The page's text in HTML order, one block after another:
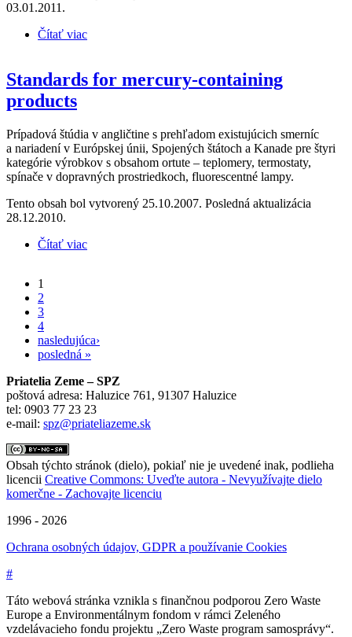
03.01.2011.
Čítať viac
Standards for mercury-containing
products
Prípadová štúdia v angličtine s prehľadom existujúcich smerníc
a nariadení v Európskej únii, Spojených štátoch a Kanade pre štyri
kategórie výrobkov s obsahom ortute – teplomery, termostaty,
spínače v dopravných prostriedkoch, fluorescentné lampy.
Tento obsah bol vytvorený 25.10.2007. Posledná aktualizácia
28.12.2010.
Čítať viac
Stránky
1
2
3
4
nasledujúca›
posledná »
Priatelia Zeme – SPZ
poštová adresa: Haluzice 761, 91307 Haluzice
tel: 0903 77 23 23
e-mail: spz@priateliazeme.sk
Obsah týchto stránok (dielo), pokiaľ nie je uvedené inak, podlieha
licencii Creative Commons: Uveďte autora - Nevyužívajte dielo
komerčne - Zachovajte licenciu
1996 - 2026
Ochrana osobných údajov, GDPR a používanie Cookies
#
Táto webová stránka vznikla s finančnou podporou Zero Waste
Europe a Environmentálnym fondom v rámci Zeleného
vzdelávacieho fondu projektu „Zero Waste program samosprávy“.